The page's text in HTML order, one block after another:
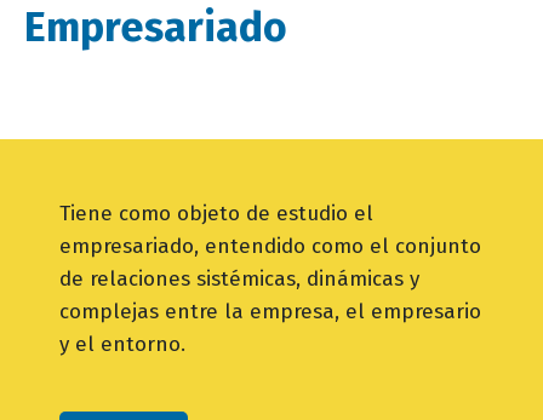
Empresariado
Tiene como objeto de estudio el
empresariado, entendido como el conjunto
de relaciones sistémicas, dinámicas y
complejas entre la empresa, el empresario
y el entorno.